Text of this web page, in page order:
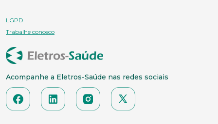
LGPD
Trabalhe conosco
Acompanhe a Eletros-Saúde nas redes sociais